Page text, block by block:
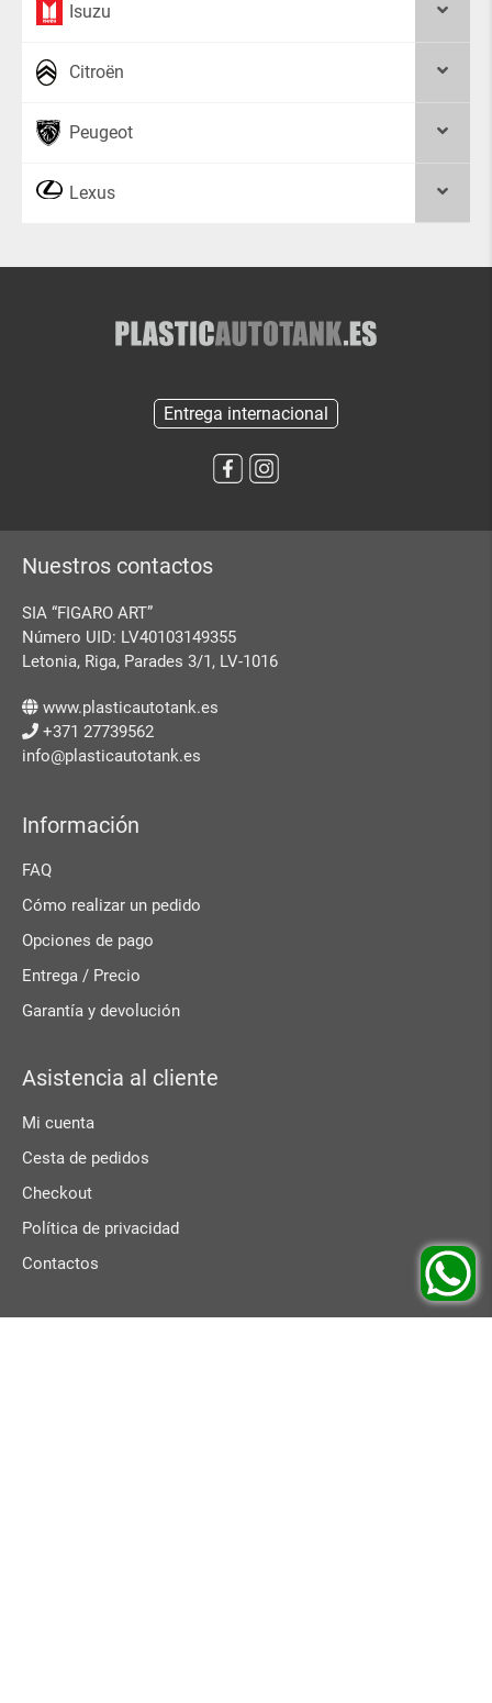
Isuzu
Citroën
Peugeot
Lexus
Entrega internacional
Nuestros contactos
SIA “FIGARO ART”
Número UID: LV40103149355
Letonia, Riga, Parades 3/1, LV-1016
www.plasticautotank.es
+371 27739562
info@plasticautotank.es
Información
FAQ
Cómo realizar un pedido
Opciones de pago
Entrega / Precio
Garantía y devolución
Asistencia al cliente
Mi cuenta
Cesta de pedidos
Checkout
Política de privacidad
Contactos